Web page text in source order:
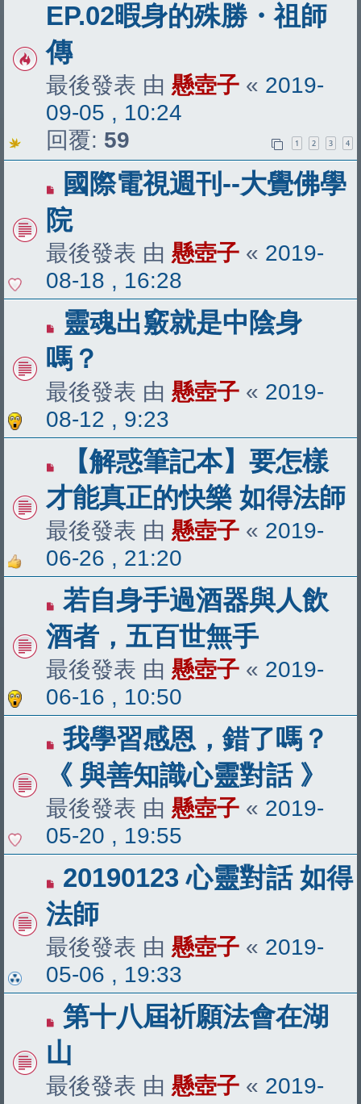
EP.02暇身的殊勝・祖師
傳
最後發表 由 懸壺子 « 2019-
09-05 , 10:24
回覆: 59 1 2 3 4
國際電視週刊--大覺佛學
院
最後發表 由 懸壺子 « 2019-
08-18 , 16:28
靈魂出竅就是中陰身
嗎？
最後發表 由 懸壺子 « 2019-
08-12 , 9:23
【解惑筆記本】要怎樣
才能真正的快樂 如得法師
最後發表 由 懸壺子 « 2019-
06-26 , 21:20
若自身手過酒器與人飲
酒者，五百世無手
最後發表 由 懸壺子 « 2019-
06-16 , 10:50
我學習感恩，錯了嗎？
《 與善知識心靈對話 》
最後發表 由 懸壺子 « 2019-
05-20 , 19:55
20190123 心靈對話 如得
法師
最後發表 由 懸壺子 « 2019-
05-06 , 19:33
第十八屆祈願法會在湖
山
最後發表 由 懸壺子 « 2019-